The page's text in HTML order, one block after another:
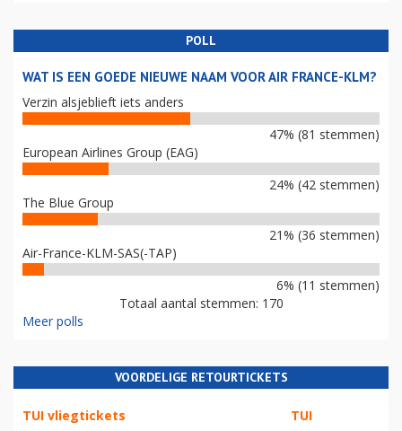
POLL
WAT IS EEN GOEDE NIEUWE NAAM VOOR AIR FRANCE-KLM?
Verzin alsjeblieft iets anders
47% (81 stemmen)
European Airlines Group (EAG)
24% (42 stemmen)
The Blue Group
21% (36 stemmen)
Air-France-KLM-SAS(-TAP)
6% (11 stemmen)
Totaal aantal stemmen: 170
Meer polls
VOORDELIGE RETOURTICKETS
TUI vliegtickets TUI